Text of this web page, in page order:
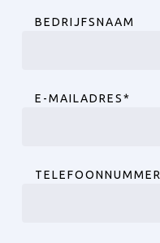
BEDRIJFSNAAM
E-MAILADRES*
TELEFOONNUMMER